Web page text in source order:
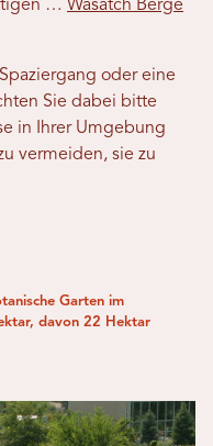
… Wasatch Berge
oder eine
Sie dabei bitte
in Ihrer Umgebung
vermeiden, sie zu
Garten im
davon 22 Hektar